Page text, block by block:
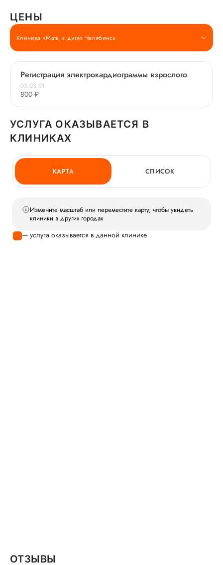
ЦЕНЫ
Клиника «Мать и дитя» Челябинск
Регистрация электрокардиограммы взрослого
03.03.01
800 ₽
УСЛУГА ОКАЗЫВАЕТСЯ В
КЛИНИКАХ
КАРТА СПИСОК
Измените масштаб или переместите карту, чтобы увидеть
клиники в других городах
— услуга оказывается в данной клинике
ОТЗЫВЫ